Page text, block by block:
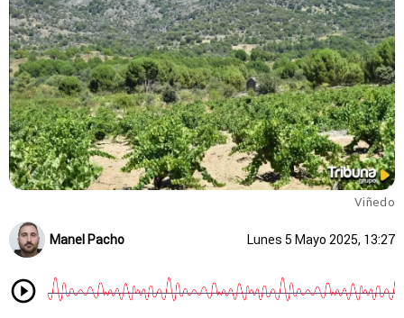
Viñedo
Manel Pacho Lunes 5 Mayo 2025, 13:27